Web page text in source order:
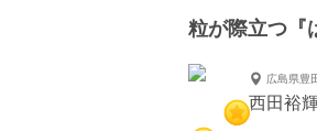
粒が際立つ『
広島県豊
西田裕